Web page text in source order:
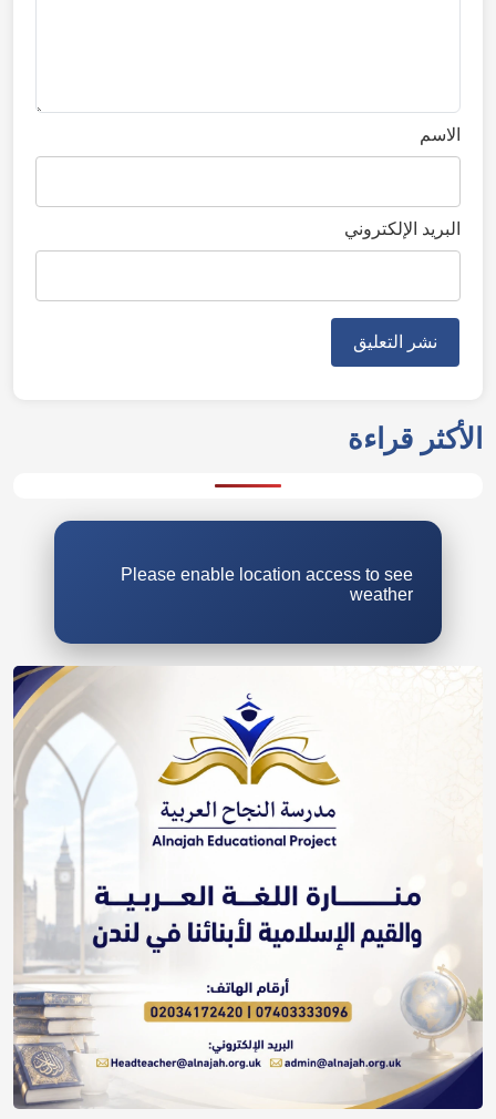
الاسم
البريد الإلكتروني
الأكثر قراءة
Please enable location access to see
weather